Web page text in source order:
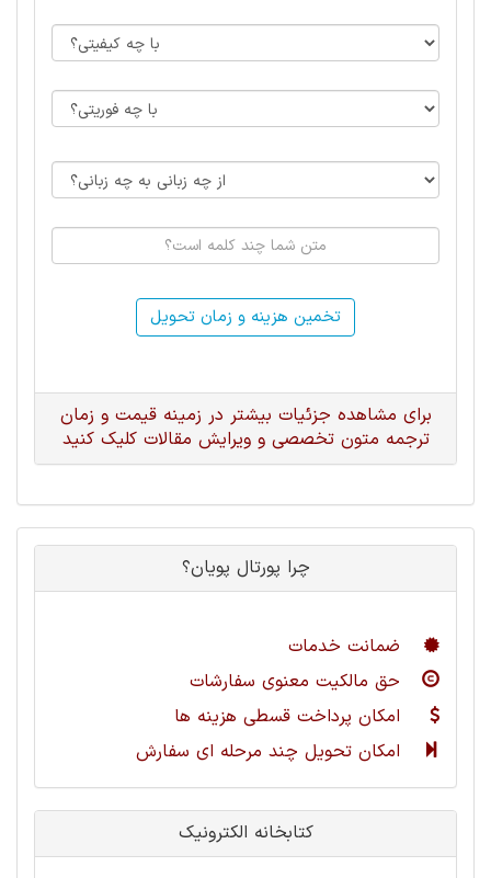
تخمین هزینه و زمان تحویل
برای مشاهده جزئیات بیشتر در زمینه قیمت و زمان
ترجمه متون تخصصی و ویرایش مقالات کلیک کنید
چرا پورتال پویان؟
ضمانت خدمات
حق مالکیت معنوی سفارشات
امکان پرداخت قسطی هزینه ها
امکان تحویل چند مرحله ای سفارش
کتابخانه الکترونیک